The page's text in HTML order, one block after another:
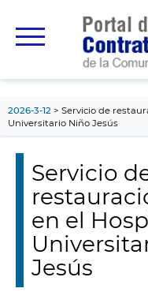
principal
2026-3-12
Servicio de
Universitario Niño Jesús
Servicio
en el
Jesús